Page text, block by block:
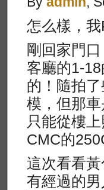
怎么樣，
剛回家門
客廳的1-
的！隨拍
模，但那
只能從樓
CMC的
這次看看
有經過的